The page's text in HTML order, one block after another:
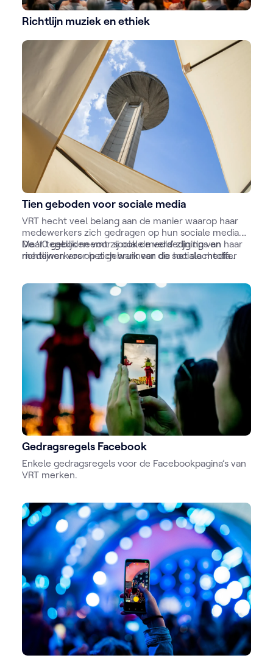
Richtlijn muziek en ethiek
Tien geboden voor sociale media
VRT hecht veel belang aan de manier waarop haar
medewerkers zich gedragen op hun sociale media.
Maar tegelijk neemt zij ook de verdediging van haar
medewerkers op zich wanneer die het slachtoffer
De ‘10 geboden voor sociale media’ zijn tips en
richtlijnen voor het gebruik van de sociale media
kwalijke berichten op hun sociale media.
Gedragsregels Facebook
Enkele gedragsregels voor de Facebookpagina’s van
VRT merken.